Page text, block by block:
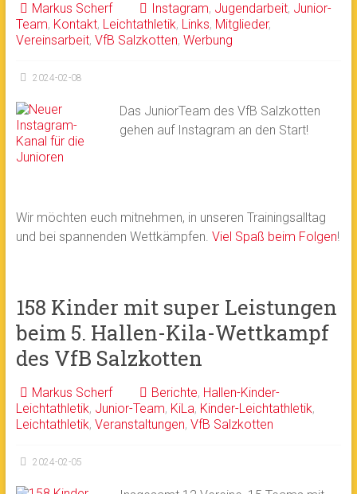
Markus Scherf Instagram, Jugendarbeit, Junior-
Team, Kontakt, Leichtathletik, Links, Mitglieder,
Vereinsarbeit, VfB Salzkotten, Werbung
2024-02-08
Das JuniorTeam des VfB Salzkotten
gehen auf Instagram an den Start!
Wir möchten euch mitnehmen, in unseren Trainingsalltag
und bei spannenden Wettkämpfen. Viel Spaß beim Folgen!
158 Kinder mit super Leistungen
beim 5. Hallen-Kila-Wettkampf
des VfB Salzkotten
Markus Scherf Berichte, Hallen-Kinder-
Leichtathletik, Junior-Team, KiLa, Kinder-Leichtathletik,
Leichtathletik, Veranstaltungen, VfB Salzkotten
2024-02-05